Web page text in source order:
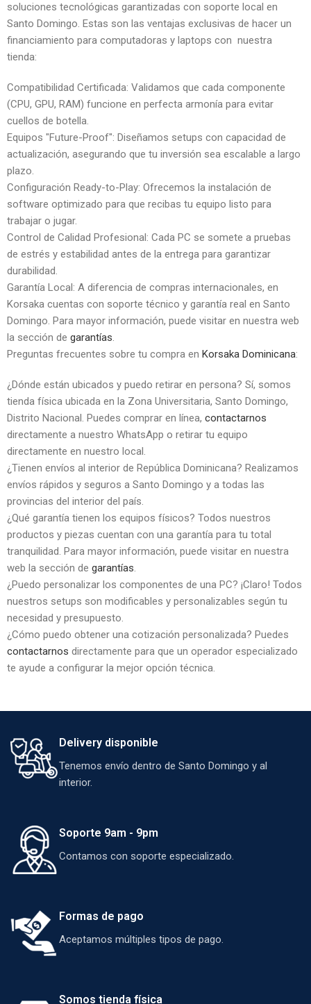
soluciones tecnológicas garantizadas con soporte local en
Santo Domingo. Estas son las ventajas exclusivas de hacer un
financiamiento para computadoras y laptops con nuestra
tienda:
Compatibilidad Certificada: Validamos que cada componente
(CPU, GPU, RAM) funcione en perfecta armonía para evitar
cuellos de botella.
Equipos "Future-Proof": Diseñamos setups con capacidad de
actualización, asegurando que tu inversión sea escalable a largo
plazo.
Configuración Ready-to-Play: Ofrecemos la instalación de
software optimizado para que recibas tu equipo listo para
trabajar o jugar.
Control de Calidad Profesional: Cada PC se somete a pruebas
de estrés y estabilidad antes de la entrega para garantizar
durabilidad.
Garantía Local: A diferencia de compras internacionales, en
Korsaka cuentas con soporte técnico y garantía real en Santo
Domingo. Para mayor información, puede visitar en nuestra web
la sección de garantías.
Preguntas frecuentes sobre tu compra en Korsaka Dominicana:
¿Dónde están ubicados y puedo retirar en persona? Sí, somos
tienda física ubicada en la Zona Universitaria, Santo Domingo,
Distrito Nacional. Puedes comprar en línea, contactarnos
directamente a nuestro WhatsApp o retirar tu equipo
directamente en nuestro local.
¿Tienen envíos al interior de República Dominicana? Realizamos
envíos rápidos y seguros a Santo Domingo y a todas las
provincias del interior del país.
¿Qué garantía tienen los equipos físicos? Todos nuestros
productos y piezas cuentan con una garantía para tu total
tranquilidad. Para mayor información, puede visitar en nuestra
web la sección de garantías.
¿Puedo personalizar los componentes de una PC? ¡Claro! Todos
nuestros setups son modificables y personalizables según tu
necesidad y presupuesto.
¿Cómo puedo obtener una cotización personalizada? Puedes
contactarnos directamente para que un operador especializado
te ayude a configurar la mejor opción técnica.
Delivery disponible
Tenemos envío dentro de Santo Domingo y al
interior.
Soporte 9am - 9pm
Contamos con soporte especializado.
Formas de pago
Aceptamos múltiples tipos de pago.
Somos tienda física